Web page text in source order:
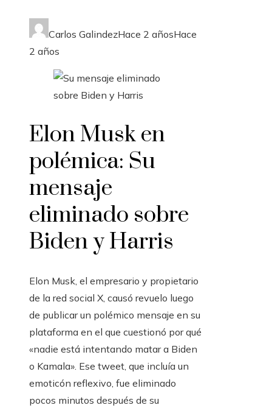
Carlos GalindezHace 2 añosHace
2 años
Elon Musk en
polémica: Su
mensaje
eliminado sobre
Biden y Harris
Elon Musk, el empresario y propietario
de la red social X, causó revuelo luego
de publicar un polémico mensaje en su
plataforma en el que cuestionó por qué
«nadie está intentando matar a Biden
o Kamala». Ese tweet, que incluía un
emoticón reflexivo, fue eliminado
pocos minutos después de su